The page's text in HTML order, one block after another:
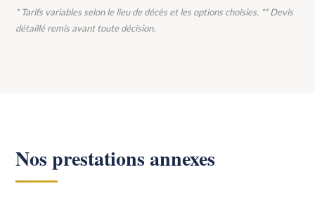
* Tarifs variables selon le lieu de décès et les options choisies. ** Devis
détaillé remis avant toute décision.
Nos prestations annexes